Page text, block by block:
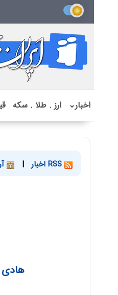
اخبار⌄ ارز . طلا . سکه
|
هادی